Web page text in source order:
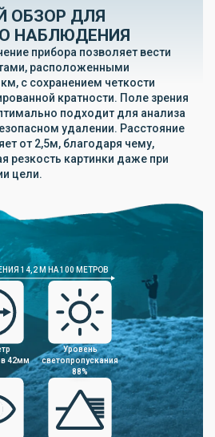
ОБЗОР ДЛЯ
НАБЛЮДЕНИЯ
прибора позволяет вести
расположенными
с сохранением четкости
кратности. Поле зрения
подходит для анализа
удалении. Расстояние
от 2,5м, благодаря чему,
резкость картинки даже при
цели.
14,2 М НА 100 МЕТРОВ
42мм
Уровень
светопропускания
88%